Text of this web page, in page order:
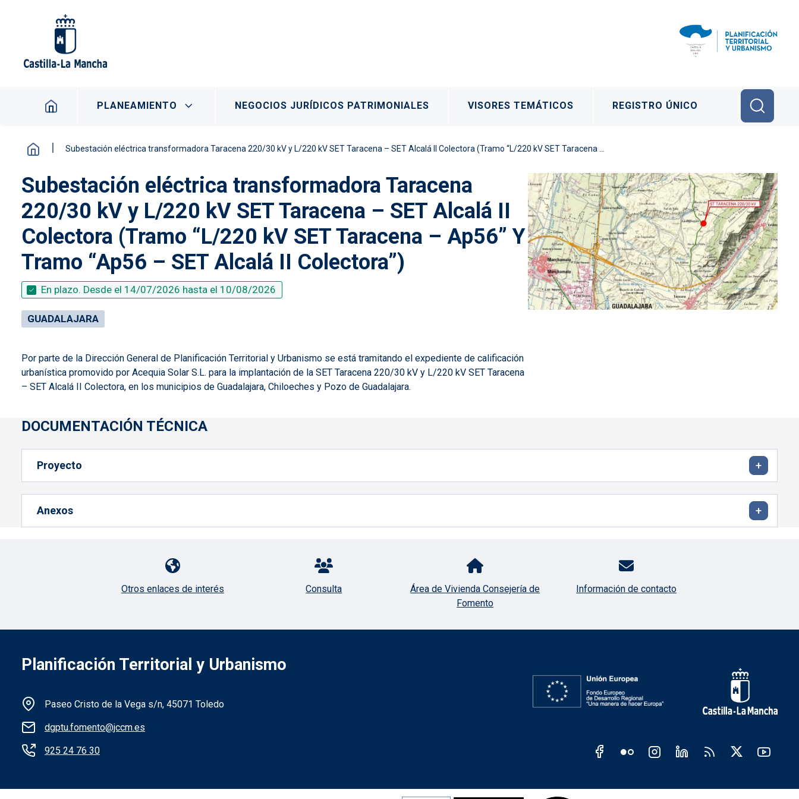
Navegación principal
PLANEAMIENTO NEGOCIOS JURÍDICOS PATRIMONIALES VISORES TEMÁTICOS REGISTRO ÚNICO
Subestación eléctrica transformadora Taracena 220/30 kV y L/220 kV SET Taracena – SET Alcalá II Colectora (Tramo “L/220 kV SET Taracena – Ap56” Y Tramo “Ap56 – SET Alcalá II Colectora”)
Subestación eléctrica transformadora Taracena
220/30 kV y L/220 kV SET Taracena – SET Alcalá II
Colectora (Tramo “L/220 kV SET Taracena – Ap56” Y
Tramo “Ap56 – SET Alcalá II Colectora”)
En plazo. Desde el 14/07/2026 hasta el 10/08/2026
GUADALAJARA
Por parte de la Dirección General de Planificación Territorial y Urbanismo se está tramitando el expediente de calificación
urbanística promovido por Acequia Solar S.L. para la implantación de la SET Taracena 220/30 kV y L/220 kV SET Taracena
– SET Alcalá II Colectora, en los municipios de Guadalajara, Chiloeches y Pozo de Guadalajara.
DOCUMENTACIÓN TÉCNICA
Proyecto
Anexos
Otros enlaces de interés Consulta
Área de Vivienda Consejería de
Fomento
Información de contacto
Planificación Territorial y Urbanismo
Información de la institución
Paseo Cristo de la Vega s/n, 45071 Toledo
dgptu.fomento@jccm.es
925 24 76 30